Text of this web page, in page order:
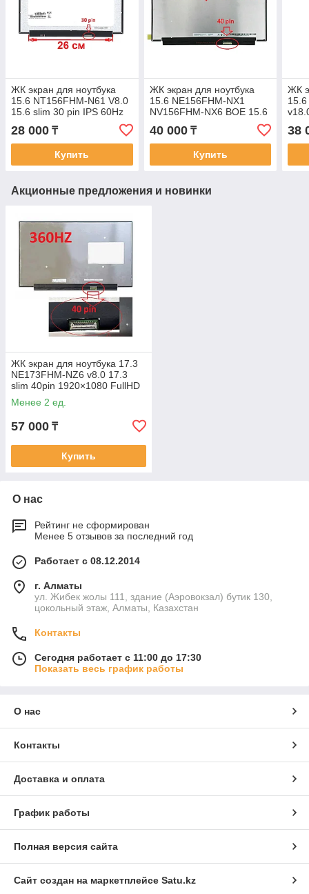
ЖК экран для ноутбука
15.6 NT156FHM-N61 V8.0
15.6 slim 30 pin IPS 60Hz
1920x1080 FullHD 350mm
без ушей
28 000 ₸
Купить
ЖК экран для ноутбука
15.6 NE156FHM-NX1
NV156FHM-NX6 BOE 15.6
slim 40 pin 1920x1080
FullHD IPS 144Hz 350mm
40 000₸
Купить
ЖК
38
Акционные предложения и новинки
ЖК экран для ноутбука 17.3
NE173FHM-NZ6 v8.0 17.3
slim 40pin 1920×1080 FullHD
360Hz без ушей экран
матрица
Менее 2 ед.
57 000 ₸
Купить
О нас
Рейтинг не сформирован
Менее 5 отзывов за последний год
Работает с 08.12.2014
г. Алматы
ул. Жибек жолы 111, здание (Аэровокзал) бутик 130,
цокольный этаж, Алматы, Казахстан
Контакты
Сегодня работает с 11:00 до 17:30
Показать весь график работы
О нас
Контакты
Доставка и оплата
График работы
Полная версия сайта
Сайт создан на маркетплейсе Satu.kz